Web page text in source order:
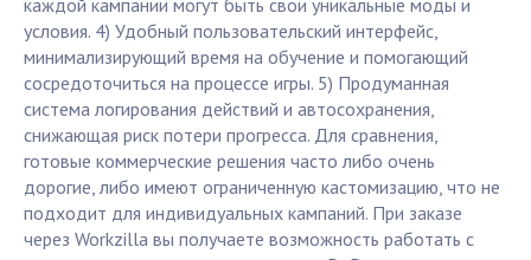
каждой кампании могут быть свои уникальные моды и
условия. 4) Удобный пользовательский интерфейс,
минимализирующий время на обучение и помогающий
сосредоточиться на процессе игры. 5) Продуманная
система логирования действий и автосохранения,
снижающая риск потери прогресса. Для сравнения,
готовые коммерческие решения часто либо очень
дорогие, либо имеют ограниченную кастомизацию, что не
подходит для индивидуальных кампаний. При заказе
через Workzilla вы получаете возможность работать с